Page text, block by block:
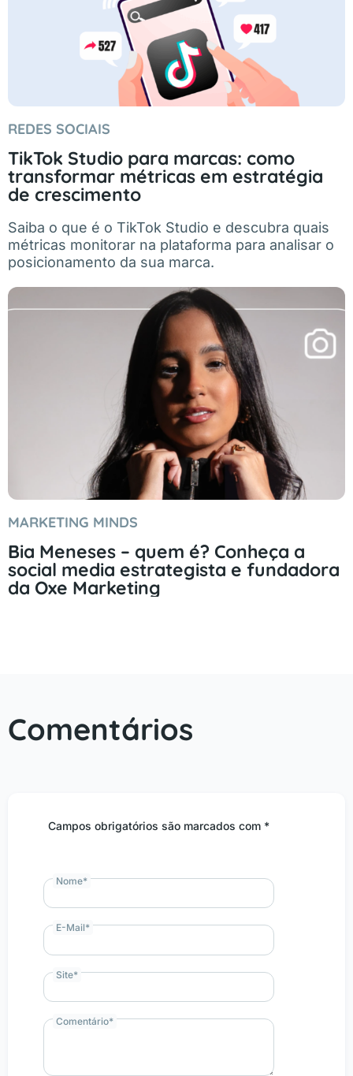
REDES SOCIAIS
TikTok Studio para marcas: como
transformar métricas em estratégia
de crescimento
Saiba o que é o TikTok Studio e descubra quais
métricas monitorar na plataforma para analisar o
posicionamento da sua marca.
MARKETING MINDS
Bia Meneses – quem é? Conheça a
social media estrategista e fundadora
da Oxe Marketing
Comentários
Campos obrigatórios são marcados com *
Comentário*
Nome*
E-Mail*
Site*